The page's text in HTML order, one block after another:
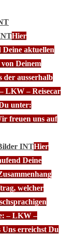
Hier
aktuellen
Deinem
der ausserhalb
LKW – Reisecar
unter:
freuen uns auf
INTHier
Deine
welcher
– LKW –
Uns erreichst Du